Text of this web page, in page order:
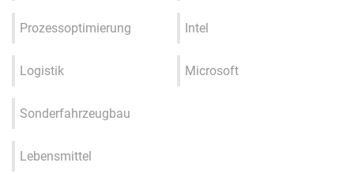
Prozessoptimierung
Logistik
Sonderfahrzeugbau
Lebensmittel
Intel
Microsoft